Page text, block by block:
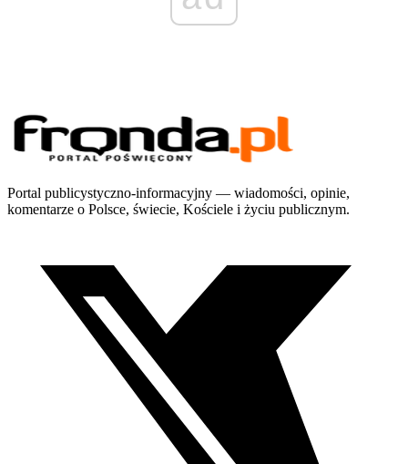
Portal publicystyczno-informacyjny — wiadomości, opinie,
komentarze o Polsce, świecie, Kościele i życiu publicznym.